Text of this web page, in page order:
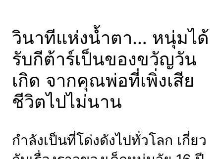
วินาทีแห่งน้ำตา… หนุ่มได้
รับกีต้าร์เป็นของขวัญวัน
เกิด จากคุณพ่อที่เพิ่งเสีย
ชีวิตไปไม่นาน
กำลังเป็นที่โด่งดังไปทั่วโลก เกี่ยว